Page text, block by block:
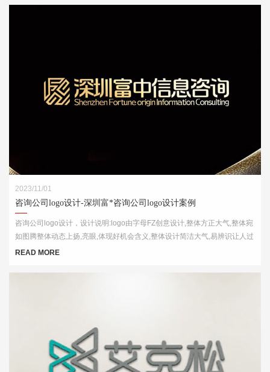
2023/11/01
咨询公司logo设计-深圳富*咨询公司logo设计案例
咨询公司logo设计，设计说明:logo由字母FZ创意设计,整体方正大气,整体宛
如图腾整体动态上扬,亮眼,体现好机会含义,整体设计简洁大气,易辨识让人过
目不忘
READ MORE